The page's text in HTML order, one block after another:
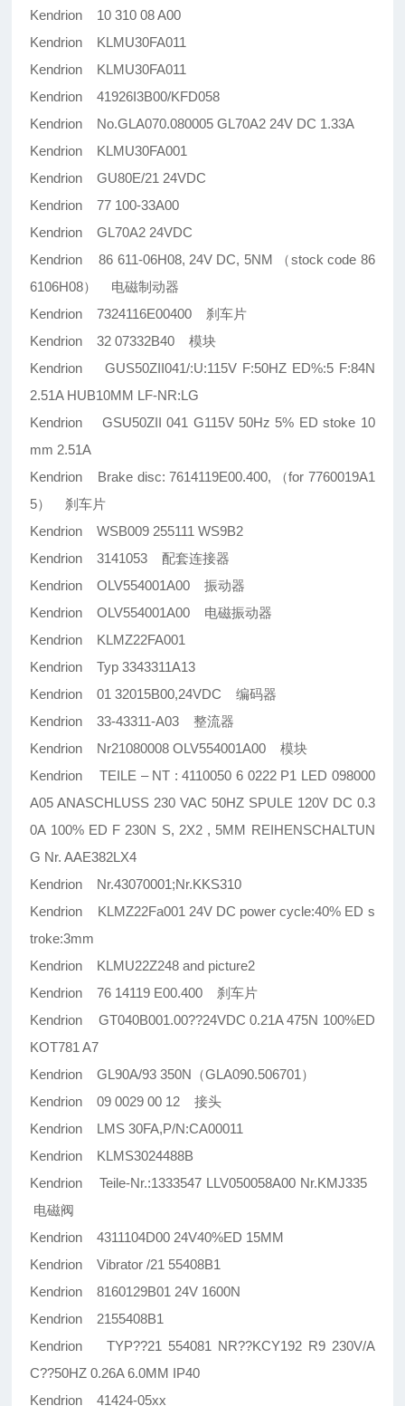
Kendrion 10 310 08 A00
Kendrion KLMU30FA011
Kendrion KLMU30FA011
Kendrion 41926I3B00/KFD058
Kendrion No.GLA070.080005 GL70A2 24V DC 1.33A
Kendrion KLMU30FA001
Kendrion GU80E/21 24VDC
Kendrion 77 100-33A00
Kendrion GL70A2 24VDC
Kendrion 86 611-06H08, 24V DC, 5NM （stock code 86
6106H08） 电磁制动器
Kendrion 7324116E00400 刹车片
Kendrion 32 07332B40 模块
Kendrion GUS50ZII041/:U:115V F:50HZ ED%:5 F:84N
2.51A HUB10MM LF-NR:LG
Kendrion GSU50ZII 041 G115V 50Hz 5% ED stoke 10
mm 2.51A
Kendrion Brake disc: 7614119E00.400, （for 7760019A1
5） 刹车片
Kendrion WSB009 255111 WS9B2
Kendrion 3141053 配套连接器
Kendrion OLV554001A00 振动器
Kendrion OLV554001A00 电磁振动器
Kendrion KLMZ22FA001
Kendrion Typ 3343311A13
Kendrion 01 32015B00,24VDC 编码器
Kendrion 33-43311-A03 整流器
Kendrion Nr21080008 OLV554001A00 模块
Kendrion TEILE – NT : 4110050 6 0222 P1 LED 098000
A05 ANASCHLUSS 230 VAC 50HZ SPULE 120V DC 0.3
0A 100% ED F 230N S, 2X2 , 5MM REIHENSCHALTUN
G Nr. AAE382LX4
Kendrion Nr.43070001;Nr.KKS310
Kendrion KLMZ22Fa001 24V DC power cycle:40% ED s
troke:3mm
Kendrion KLMU22Z248 and picture2
Kendrion 76 14119 E00.400 刹车片
Kendrion GT040B001.00??24VDC 0.21A 475N 100%ED
KOT781 A7
Kendrion GL90A/93 350N（GLA090.506701）
Kendrion 09 0029 00 12 接头
Kendrion LMS 30FA,P/N:CA00011
Kendrion KLMS3024488B
Kendrion Teile-Nr.:1333547 LLV050058A00 Nr.KMJ335
电磁阀
Kendrion 4311104D00 24V40%ED 15MM
Kendrion Vibrator /21 55408B1
Kendrion 8160129B01 24V 1600N
Kendrion 2155408B1
Kendrion TYP??21 554081 NR??KCY192 R9 230V/A
C??50HZ 0.26A 6.0MM IP40
Kendrion 41424-05xx